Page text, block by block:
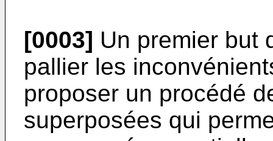
[0003] Un premier but
pallier les
proposer un procédé
superposées qui